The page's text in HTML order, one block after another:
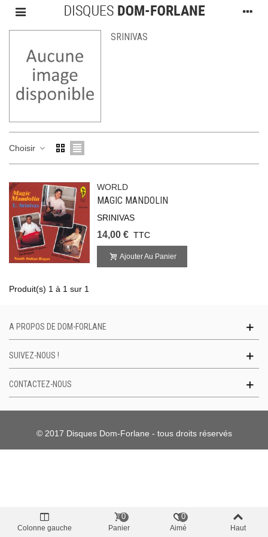
SRINIVAS
Choisir
WORLD
MAGIC MANDOLIN
SRINIVAS
14,00 € TTC
Ajouter Au Panier
Produit(s) 1 à 1 sur 1
A PROPOS DE DOM-FORLANE
SUIVEZ-NOUS !
CONTACTEZ-NOUS
© 2017 Disques Dom-Forlane - tous droits réservés
Colonne gauche Panier
0
Aimé
0
Haut